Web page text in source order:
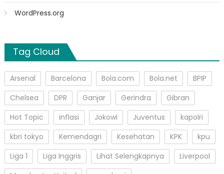
WordPress.org
Tag Cloud
Arsenal Barcelona Bola.com Bola.net
BPIP
Chelsea
DPR Ganjar Gerindra
Gibran
Hot Topic
inflasi Jokowi Juventus
kapolri
kbri tokyo
Kemendagri Kesehatan KPK
kpu
Liga 1
Liga Inggris Lihat Selengkapnya
Liverpool